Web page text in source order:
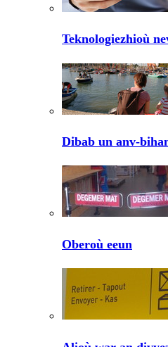
Teknologiezhioù
Dibab un anv-
Oberoù eeun